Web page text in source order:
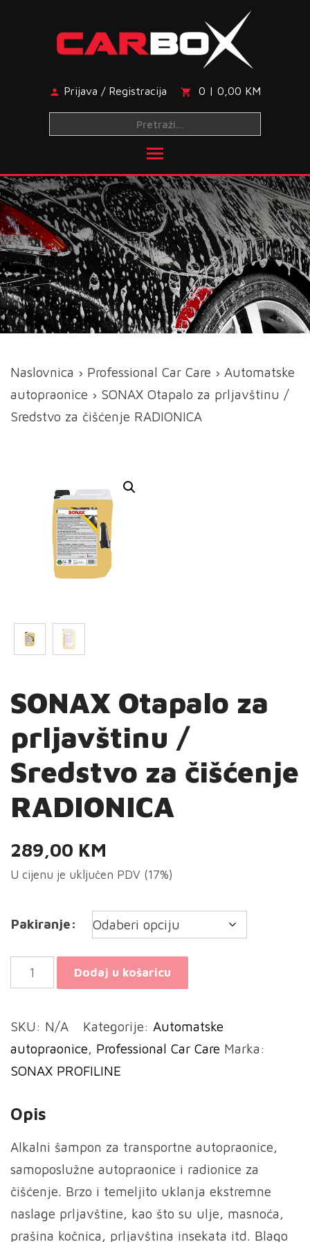
Prijava / Registracija 0 | 0,00 KM
Naslovnica › Professional Car Care › Automatske
autopraonice › SONAX Otapalo za prljavštinu /
Sredstvo za čišćenje RADIONICA
SONAX Otapalo za
prljavštinu /
Sredstvo za čišćenje
RADIONICA
289,00 KM
U cijenu je uključen PDV (17%)
Pakiranje:
SONAX
Otapalo
prljavštinu
/
Sredstvo
čišćenje
RADIONICA
količina
Dodaj u košaricu
SKU: N/A Kategorije: Automatske
autopraonice, Professional Car Care Marka:
SONAX PROFILINE
Opis
Alkalni šampon za transportne autopraonice,
samoposlužne autopraonice i radionice za
čišćenje. Brzo i temeljito uklanja ekstremne
naslage prljavštine, kao što su ulje, masnoća,
prašina kočnica, prljavština insekata itd. Blago